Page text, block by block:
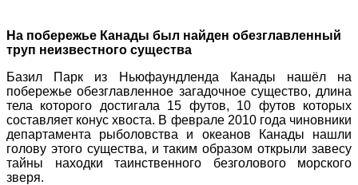
На побережье Канады был найден обезглавленный
труп неизвестного существа
Базил Парк из Ньюфаундленда Канады нашёл на
побережье обезглавленное загадочное существо, длина
тела которого достигала 15 футов, 10 футов которых
составляет конус хвоста. В феврале 2010 года чиновники
департамента рыболовства и океанов Канады нашли
голову этого существа, и таким образом открыли завесу
тайны находки таинственного безголового морского
зверя.